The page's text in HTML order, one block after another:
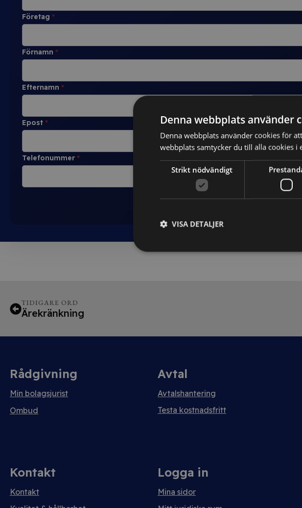
Företag *
Förnamn *
Efternamn *
Epost *
Telefonummer *
TIDIGARE ORD
Ärekränkning
Rådgivning
Min bolagsjurist
Ombud
Avtal
Avtalshantering
Testa kostnadsfritt
Kontakt
Kontakt
Logga in
Mina sidor
Denna webbplats använder
Denna webbplats använder cookies för
webbplats samtycker du till alla cookies i
Strikt nödvändigt
VISA DETALJER